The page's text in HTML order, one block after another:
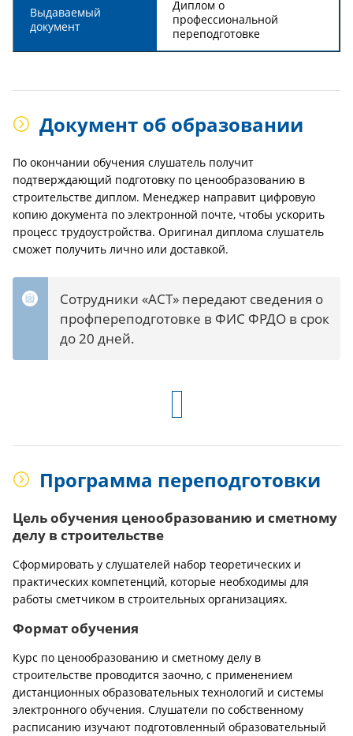
Выдаваемый
документ
Диплом о
профессиональной
переподготовке
Документ об образовании
По окончании обучения слушатель получит
подтверждающий подготовку по ценообразованию в
строительстве диплом. Менеджер направит цифровую
копию документа по электронной почте, чтобы ускорить
процесс трудоустройства. Оригинал диплома слушатель
сможет получить лично или доставкой.
Сотрудники «АСТ» передают сведения о
профпереподготовке в ФИС ФРДО в срок
до 20 дней.
Программа переподготовки
Цель обучения ценообразованию и сметному
делу в строительстве
Сформировать у слушателей набор теоретических и
практических компетенций, которые необходимы для
работы сметчиком в строительных организациях.
Формат обучения
Курс по ценообразованию и сметному делу в
строительстве проводится заочно, с применением
дистанционных образовательных технологий и системы
электронного обучения. Слушатели по собственному
расписанию изучают подготовленный образовательный